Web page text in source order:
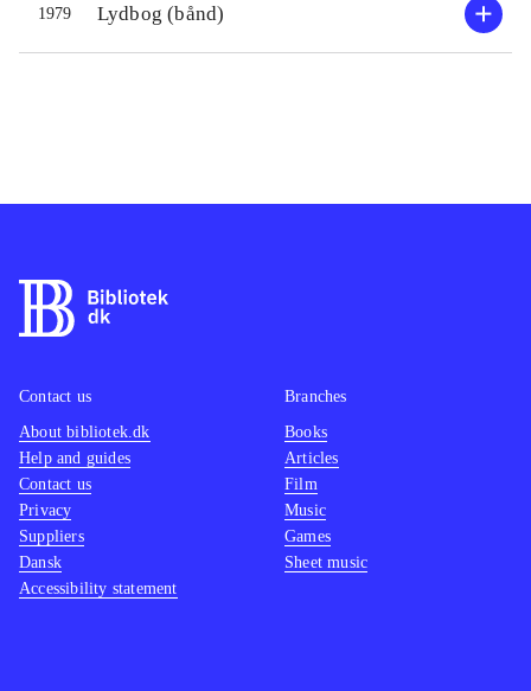
1979 Lydbog (bånd)
Contact us
About bibliotek.dk
Help and guides
Contact us
Privacy
Suppliers
Dansk
Accessibility statement
Branches
Books
Articles
Film
Music
Games
Sheet music